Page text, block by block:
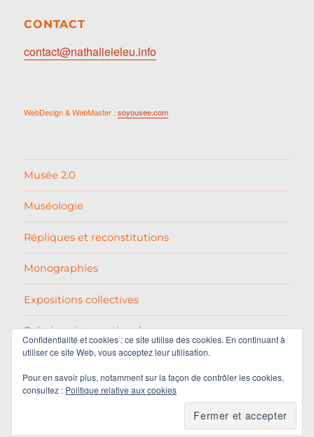
CONTACT
contact@nathalieleleu.info
WebDesign & WebMaster :soyousee.com
Musée 2.0
Muséologie
Répliques et reconstitutions
Monographies
Expositions collectives
Relations internationales
Varia
Confidentialité et cookies : ce site utilise des cookies. En continuant à
utiliser ce site Web, vous acceptez leur utilisation.
Pour en savoir plus, notamment sur la façon de contrôler les cookies,
consultez : Politique relative aux cookies